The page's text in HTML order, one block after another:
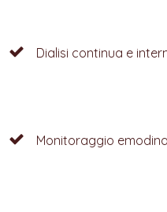
Dialisi continua e
Monitoraggio